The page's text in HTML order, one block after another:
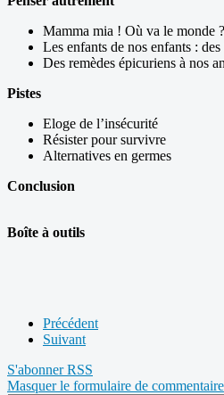
Mamma mia ! Où va le monde ?
Les enfants de nos enfants :
Des remèdes épicuriens à nos
Pistes
Eloge de l’insécurité
Résister pour survivre
Alternatives en germes
Conclusion
Boîte à outils
Précédent
Suivant
S'abonnerRSS
Masquer le formulaire de commentaire